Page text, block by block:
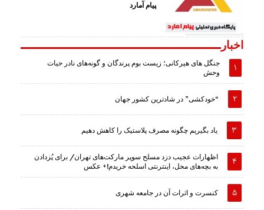
پیام آمارد
اخبار
جنگل های هیرکانی؛ زیست بوم پرندگان و گونه‌های نادر حیات
وحش
“خودکشی” در شادترین کشور جهان
یاد بگیریم چگونه مصرف پلاستیک را کاهش دهیم
اظهارات عجیب دزد مسلح سوپر مارکت‌های تهران/ برای پُزدادن
به بچه‌های محل، اینترنتی اسلحه خریدم!+ عکس
کنسرت و اثرات آن در جامعه شهری